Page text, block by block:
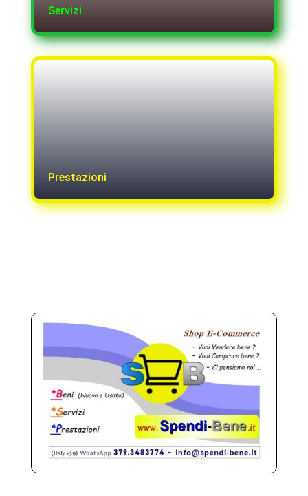
Servizi
Prestazioni